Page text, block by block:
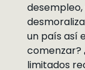
un país así
comenzar?
limitados